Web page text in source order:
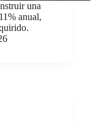
una
anual,